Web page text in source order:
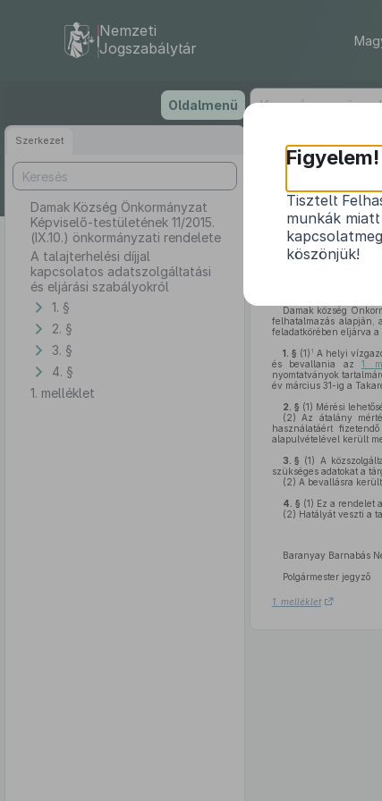
tartalomra
Nemzeti
Jogszabálytár
Oldalmenü
Szerkezet
Damak Község Önkormányzat
Képviselő-testületének 11/2015.
(IX.10.) önkormányzati rendelete
A talajterhelési díjjal
kapcsolatos adatszolgáltatási
és eljárási szabályokról
1. §
2. §
3. §
4. §
1. melléklet
A
Damak község
felhatalmazás alapján,
feladatkörében eljárva
1. § (1) 1 A helyi
és bevallania az 1.
nyomtatványok
év március 31-ig a
2. § (1) Mérési
(2) Az átalány
használatáért
alapulvételével került
3. § (1) A
szükséges adatokat a
(2) A bevallásra
4. § (1) Ez a rendelet
(2) Hatályát veszti a
Baranyay Barnabás
Polgármester jegyző
1. melléklet
Figyelem!
Tisztelt
munkák
köszönjük!